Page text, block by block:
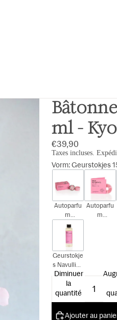
ml -
€39,90
Taxes incluses.
Vorm:Geurstokjes
Autoparfu
m
Cadeauset
Autoparfu
m
Geurstokje
s Navulling
150 ml
Diminuer
la
quantité
Ajouter au